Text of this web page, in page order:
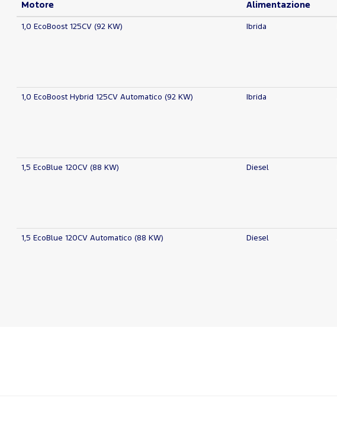
Motore Alimentazione
1,0 EcoBoost 125CV (92 KW) Ibrida
1,0 EcoBoost Hybrid 125CV Automatico (92 KW) Ibrida
1,5 EcoBlue 120CV (88 KW) Diesel
1,5 EcoBlue 120CV Automatico (88 KW) Diesel